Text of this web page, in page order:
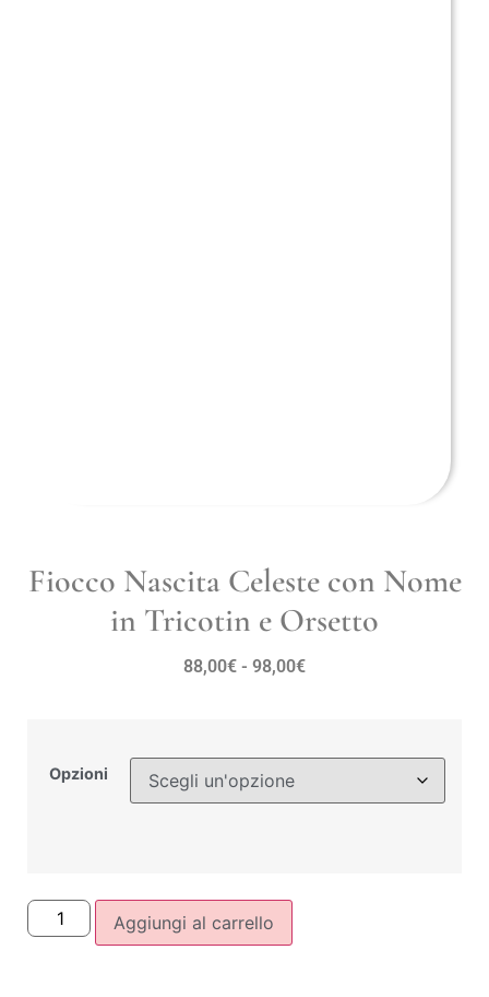
Fiocco Nascita Celeste con Nome
in Tricotin e Orsetto
88,00€ - 98,00€
Opzioni
Aggiungi al carrello